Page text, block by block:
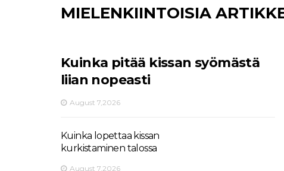
MIELENKIINTOISIA
Kuinka pitää kissan syömästä
liian nopeasti
August 7,2026
Kuinka lopettaa kissan
kurkistaminen talossa
August 7,2026